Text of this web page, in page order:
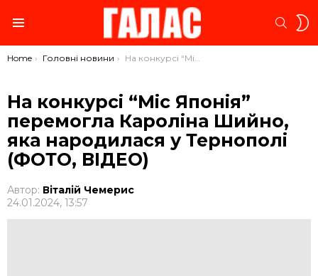
You are here:
Home Головні новини На конкурсі “Міс Японія” перемогла Кароліна Шийно, яка народилася у Тернополі (ФОТО, ВІДЕО)
На конкурсі “Міс Японія”
перемогла Кароліна Шийно,
яка народилася у Тернополі
(ФОТО, ВІДЕО)
Автор: Віталій Чемерис
24.01.2024, 13:57